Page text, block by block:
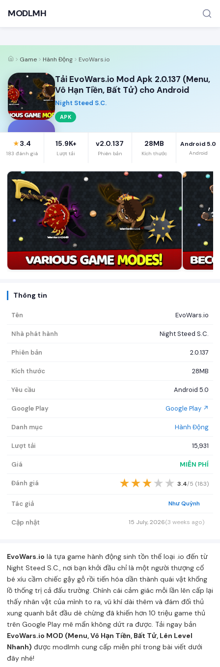
TÌM KIẾM PHỔ BIẾN
MOD APK Game offline Ứng dụng miễn phí
MODLMH
Game Hành Động EvoWars.io
E
Tải EvoWars.io Mod Apk 2.0.137 (Menu,
Vô Hạn Tiền, Bất Tử) cho Android
Night Steed S.C.
APK
★3.4
183 đánh giá
15.9K+
Lượt tải
v2.0.137
Phiên bản
28MB
Kích thước
Android 5.0
Android
Thông tin
Tên EvoWars.io
Nhà phát hành Night Steed S.C.
Phiên bản 2.0.137
Kích thước 28MB
Yêu cầu Android 5.0
Google Play Google Play ↗
Danh mục Hành Động
Lượt tải 15,931
Giá MIỄN PHÍ
Đánh giá ★★★★ ★ 3.4/5 (183)
Tác giả Như Quỳnh
Cập nhật 15 July, 2026(3 weeks ago)
EvoWars.io là tựa game hành động sinh tồn thể loại .io đến từ
Night Steed S.C., nơi bạn khởi đầu chỉ là một người thượng cổ
bé xíu cầm chiếc gậy gỗ rồi tiến hóa dần thành quái vật khổng
lồ thống trị cả đấu trường. Chính cái cảm giác mỗi lần lên cấp lại
thấy nhân vật của mình to ra, vũ khí dài thêm và đám đối thủ
xung quanh bắt đầu dè chừng đã khiến hơn 10 triệu game thủ
trên Google Play mê mẩn không dứt ra được. Tải ngay bản
EvoWars.io MOD (Menu, Vô Hạn Tiền, Bất Tử, Lên Level
Nhanh) được modlmh cung cấp miễn phí trong bài viết dưới
đây nhé!